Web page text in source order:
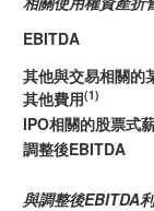
EBITDA
其他與交易相關的
其他費用(1)
IPO相關的股票式
調整後EBITDA
與調整後EBITDA